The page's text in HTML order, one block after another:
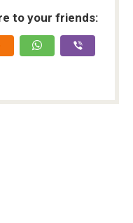
to your friends: